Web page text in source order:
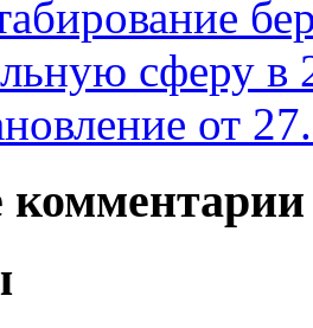
сферу в
от